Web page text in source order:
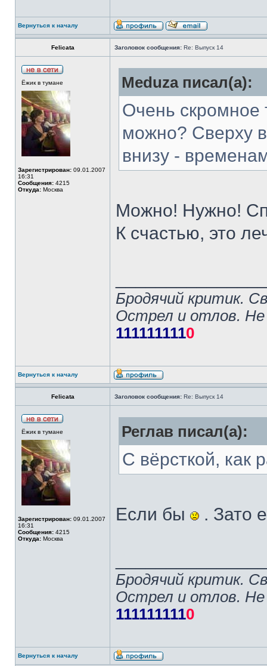
Вернуться к началу
Felicata Заголовок сообщения: Re: Выпуск 14
Ёжик в тумане
Зарегистрирован: 09.01.2007
16:31
Сообщения: 4215
Откуда: Москва
Meduza писал(а):
Очень скромное
можно? Сверху
внизу -
Можно! Нужно!
К счастью, это
Бродячий критик.
Острел и отлов. Не
1111111110
Вернуться к началу
Felicata Заголовок сообщения: Re: Выпуск 14
Ёжик в тумане
Зарегистрирован: 09.01.2007
16:31
Сообщения: 4215
Откуда: Москва
Реглав писал(а):
С вёрсткой, как
Если бы . Зато
Бродячий критик.
Острел и отлов. Не
1111111110
Вернуться к началу